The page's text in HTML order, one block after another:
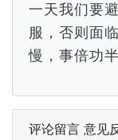
一天我们要
服，否则面
慢，事倍功
评论留言 意见